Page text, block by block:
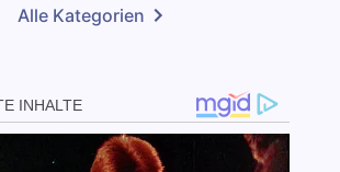
Alle Kategorien